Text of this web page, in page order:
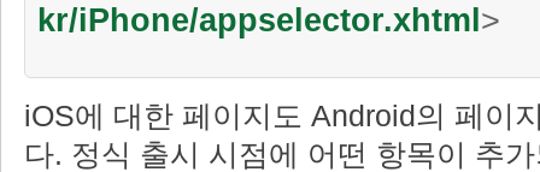
kr/iPhone/appselector.xhtml>
iOS에 대한 페이지도 Android의 페이
다. 정식 출시 시점에 어떤 항목이 추